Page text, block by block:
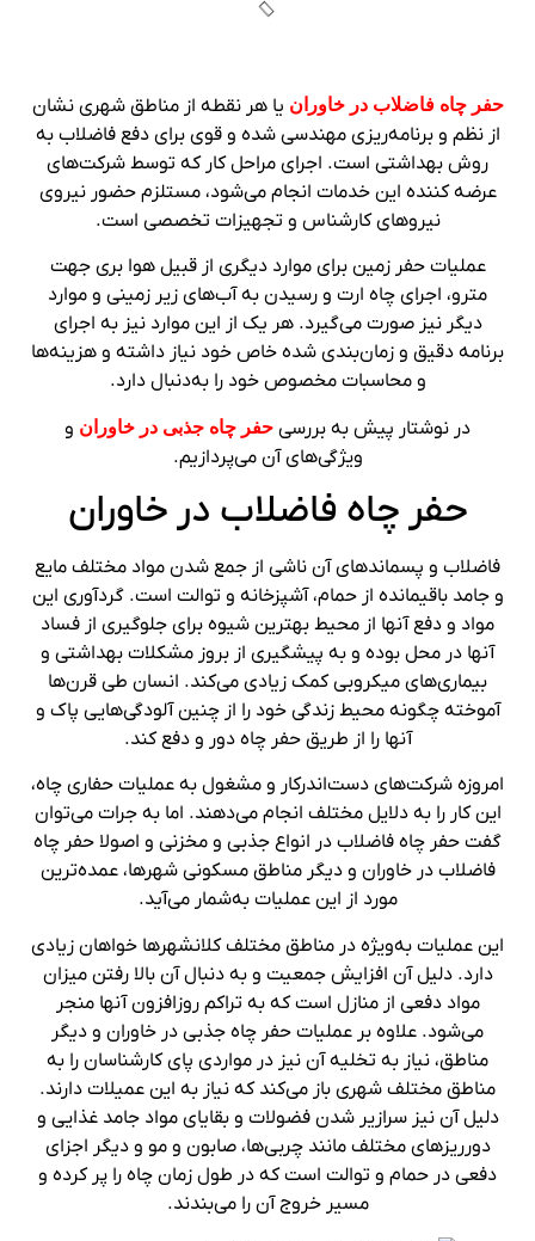
حفر چاه فاضلاب در خاوران یا هر نقطه از مناطق شهری نشان
از نظم و برنامه‌ریزی مهندسی شده و قوی برای دفع فاضلاب به
روش بهداشتی است. اجرای مراحل کار که توسط شرکت‌های
عرضه کننده این خدمات انجام می‌شود، مستلزم حضور نیروی
نیروهای کارشناس و تجهیزات تخصصی است.
عملیات حفر زمین برای موارد دیگری از قبیل هوا بری جهت
مترو، اجرای چاه ارت و رسیدن به آب‌های زیر زمینی و موارد
دیگر نیز صورت می‌گیرد. هر یک از این موارد نیز به اجرای
برنامه دقیق و زمان‌بندی شده خاص خود نیاز داشته و هزینه‌ها
و محاسبات مخصوص خود را به‌دنبال دارد.
در نوشتار پیش به بررسی حفر چاه جذبی در خاوران و
ویژگی‌های آن می‌پردازیم.
حفر چاه فاضلاب در خاوران
فاضلاب و پسماندهای آن ناشی از جمع شدن مواد مختلف مایع
و جامد باقیمانده از حمام، آشپزخانه و توالت است. گردآوری این
مواد و دفع آنها از محیط بهترین شیوه برای جلوگیری از فساد
آنها در محل بوده و به پیشگیری از بروز مشکلات بهداشتی و
بیماری‌های میکروبی کمک زیادی می‌کند. انسان طی قرن‌ها
آموخته چگونه محیط زندگی خود را از چنین آلودگی‌هایی پاک و
آنها را از طریق حفر چاه دور و دفع کند.
امروزه شرکت‌های دست‌اندرکار و مشغول به عملیات حفاری چاه،
این کار را به دلایل مختلف انجام می‌دهند. اما به جرات می‌توان
گفت حفر چاه فاضلاب در انواع جذبی و مخزنی و اصولا حفر چاه
فاضلاب در خاوران و دیگر مناطق مسکونی شهرها، عمده‌ترین
مورد از این عملیات به‌شمار می‌آید.
این عملیات به‌ویژه در مناطق مختلف کلانشهرها خواهان زیادی
دارد. دلیل آن افزایش جمعیت و به دنبال آن بالا رفتن میزان
مواد دفعی از منازل است که به تراکم روزافزون آنها منجر
می‌شود. علاوه بر عملیات حفر چاه جذبی در خاوران و دیگر
مناطق، نیاز به تخلیه آن نیز در مواردی پای کارشناسان را به
مناطق مختلف شهری باز می‌کند که نیاز به این عمیلات دارند.
دلیل آن نیز سرازیر شدن فضولات و بقایای مواد جامد غذایی و
دورریزهای مختلف مانند چربی‌ها، صابون و مو و دیگر اجزای
دفعی در حمام و توالت است که در طول زمان چاه را پر کرده و
مسیر خروج آن را می‌بندند.